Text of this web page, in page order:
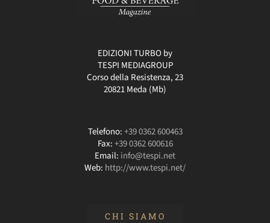
EDIZIONI TURBO by
TESPI MEDIAGROUP
Corso della Resistenza, 23
20821 Meda (Mb)
Telefono:+39 0362 600463
Fax:+39 0362 600616
Email: info@tespi.net
Web: http://www.tespi.net/
CHI SIAMO